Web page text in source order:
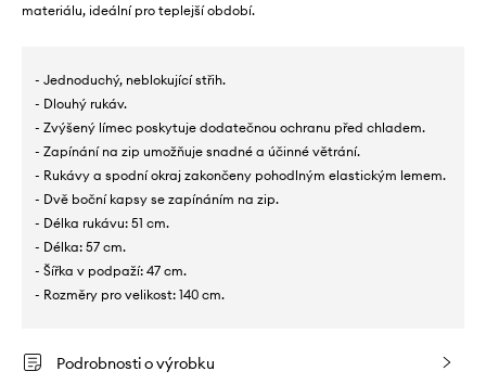
materiálu, ideální pro teplejší období.
- Jednoduchý, neblokující střih.
- Dlouhý rukáv.
- Zvýšený límec poskytuje dodatečnou ochranu před chladem.
- Zapínání na zip umožňuje snadné a účinné větrání.
- Rukávy a spodní okraj zakončeny pohodlným elastickým lemem.
- Dvě boční kapsy se zapínáním na zip.
- Délka rukávu: 51 cm.
- Délka: 57 cm.
- Šířka v podpaží: 47 cm.
- Rozměry pro velikost: 140 cm.
Podrobnosti o výrobku